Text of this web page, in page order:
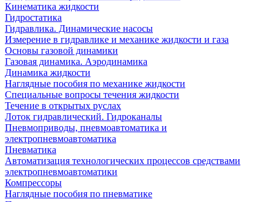
Кинематика жидкости
Гидростатика
Гидравлика. Динамические насосы
Измерение в гидравлике и механике жидкости и газа
Основы газовой динамики
Газовая динамика. Аэродинамика
Динамика жидкости
Наглядные пособия по механике жидкости
Специальные вопросы течения жидкости
Течение в открытых руслах
Лоток гидравлический. Гидроканалы
Пневмоприводы, пневмоавтоматика и
электропневмоавтоматика
Пневматика
Автоматизация технологических процессов средствами
электропневмоавтоматики
Компрессоры
Наглядные пособия по пневматике